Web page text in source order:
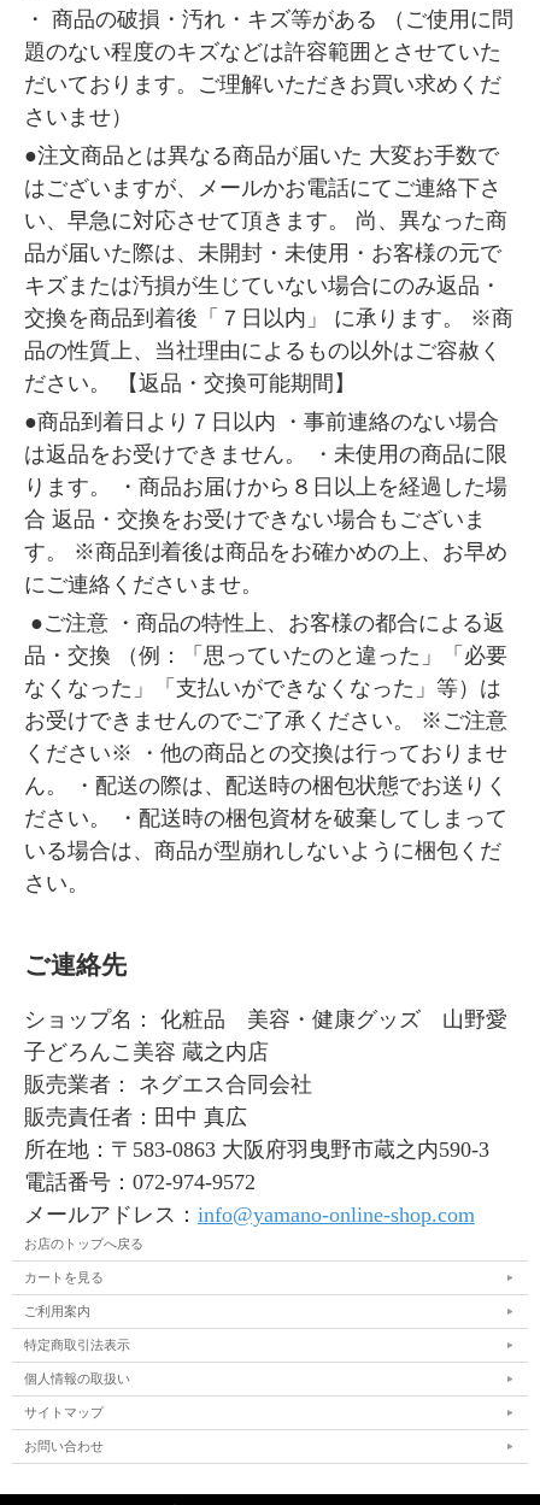
・ 商品の破損・汚れ・キズ等がある （ご使用に問
題のない程度のキズなどは許容範囲とさせていた
だいております。ご理解いただきお買い求めくだ
さいませ）
●注文商品とは異なる商品が届いた 大変お手数で
はございますが、メールかお電話にてご連絡下さ
い、早急に対応させて頂きます。 尚、異なった商
品が届いた際は、未開封・未使用・お客様の元で
キズまたは汚損が生じていない場合にのみ返品・
交換を商品到着後「７日以内」 に承ります。 ※商
品の性質上、当社理由によるもの以外はご容赦く
ださい。 【返品・交換可能期間】
●商品到着日より７日以内 ・事前連絡のない場合
は返品をお受けできません。 ・未使用の商品に限
ります。 ・商品お届けから８日以上を経過した場
合 返品・交換をお受けできない場合もございま
す。 ※商品到着後は商品をお確かめの上、お早め
にご連絡くださいませ。
●ご注意 ・商品の特性上、お客様の都合による返
品・交換 （例：「思っていたのと違った」「必要
なくなった」「支払いができなくなった」等）は
お受けできませんのでご了承ください。 ※ご注意
ください※ ・他の商品との交換は行っておりませ
ん。 ・配送の際は、配送時の梱包状態でお送りく
ださい。 ・配送時の梱包資材を破棄してしまって
いる場合は、商品が型崩れしないように梱包くだ
さい。
ご連絡先
ショップ名： 化粧品 美容・健康グッズ 山野愛
子どろんこ美容 蔵之内店
販売業者： ネグエス合同会社
販売責任者：田中 真広
所在地：〒583-0863 大阪府羽曳野市蔵之内590-3
電話番号：072-974-9572
メールアドレス： info@yamano-online-shop.com
お店のトップへ戻る
カートを見る
ご利用案内
特定商取引法表示
個人情報の取扱い
サイトマップ
お問い合わせ